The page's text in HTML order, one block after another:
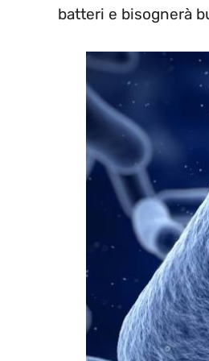
batteri e bisognerà